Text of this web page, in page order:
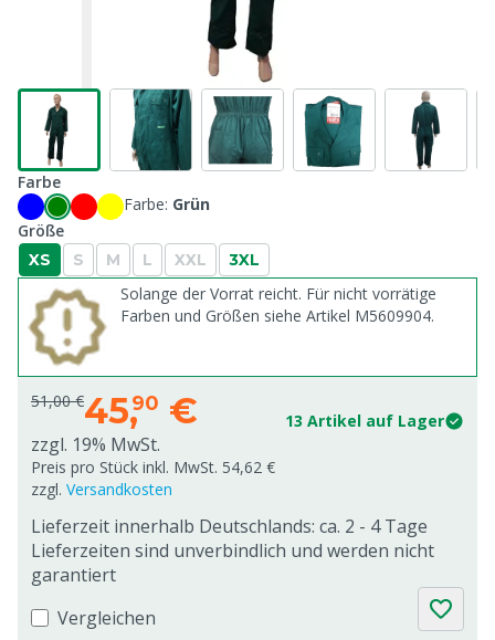
Farbe
Farbe: Grün
Größe
XS S M L XXL 3XL
Solange der Vorrat reicht. Für nicht vorrätige
Farben und Größen siehe Artikel M5609904.
51,00 €45,90 € 13 Artikel auf Lager
zzgl. 19% MwSt.
Preis pro Stück inkl. MwSt. 54,62 €
zzgl. Versandkosten
Lieferzeit innerhalb Deutschlands: ca. 2 - 4 Tage
Lieferzeiten sind unverbindlich und werden nicht
garantiert
Vergleichen